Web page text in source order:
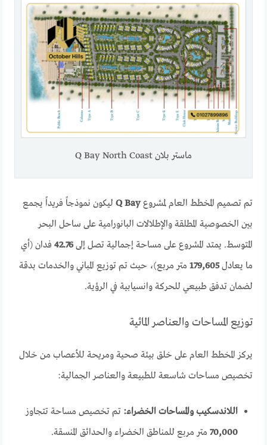
ماستر بلان Q Bay North Coast
تم تصميم المخطط العام لمشروعQ Bay ليكون نموذجاً فريداً يجمع
بين الخصوصية المطلقة والإطلالات البانورامية على ساحل البحر
المتوسط. يمتد المشروع على مساحة إجمالية تصل إلى42.76 فدان (أي
ما يعادل179,605 متر مربع)، حيث تم توزيع المباني والخدمات بدقة
لضمان تدفق طبيعي للحركة وانسيابية في الرؤية.
توزيع المساحات والعناصر المائية
يركز المخطط العام على خلق بيئة صحية ومريحة للأعصاب من خلال
تخصيص مساحات شاسعة للطبيعة والعناصر الجمالية:
اللاندسكيب والمساحات الخضراء: تم تخصيص مساحة تتجاوز
70,000 متر مربع للمناطق الخضراء والحدائق المنسقة.